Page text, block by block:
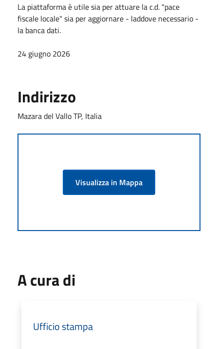
La piattaforma è utile sia per attuare la c.d. "pace
fiscale locale" sia per aggiornare - laddove necessario -
la banca dati.
24 giugno 2026
Indirizzo
Mazara del Vallo TP, Italia
Visualizza in Mappa
A cura di
Ufficio stampa